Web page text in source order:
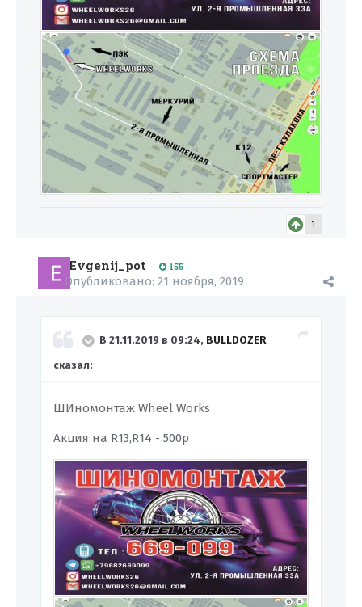
1
Evgenij_pot 155
Опубликовано: 21 ноября, 2019
В 21.11.2019 в 09:24, BULLDOZER
сказал:
ШИномонтаж Wheel Works
Акция на R13,R14 - 500р